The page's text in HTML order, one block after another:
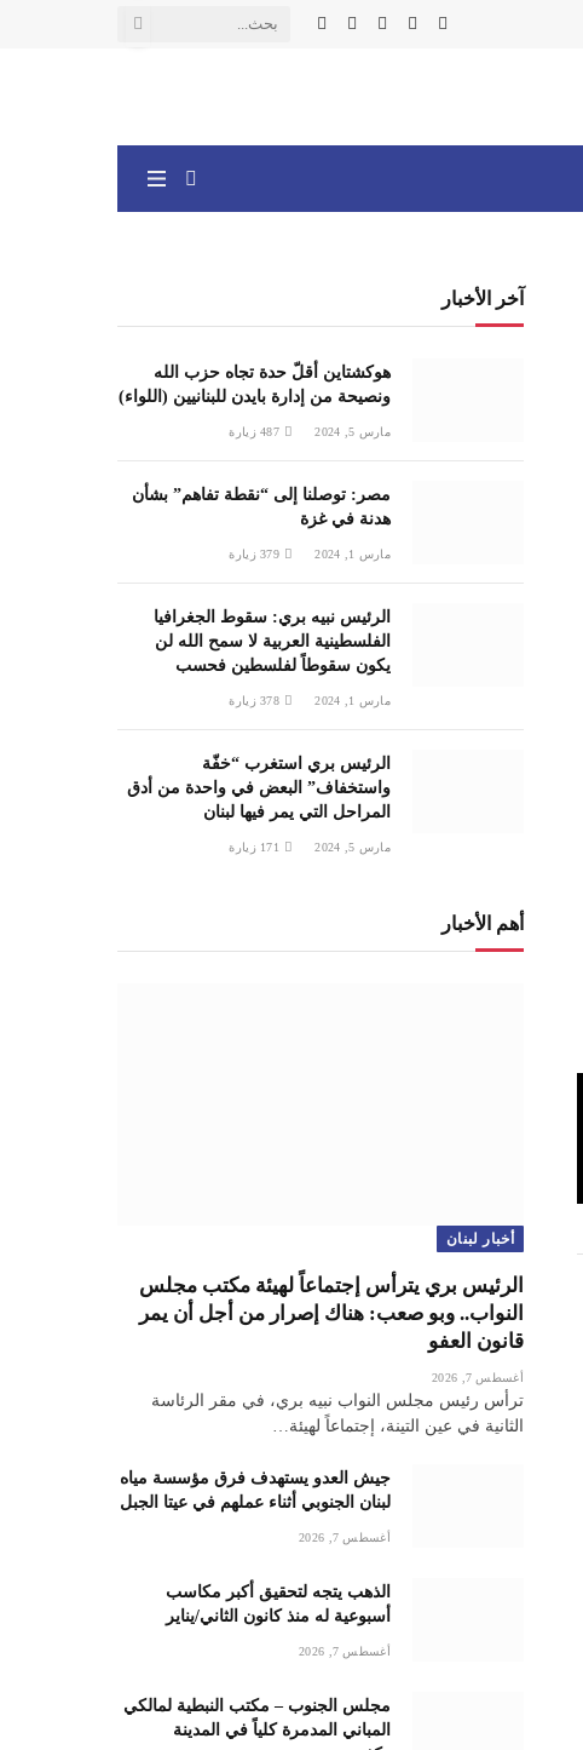
فيسبوك
X
الانستغرام
يوتيوبواتساب
آخر الأخبار
هوكشتاين أقلّ حدة تجاه حزب الله
ونصيحة من إدارة بايدن للبنانيين (اللواء)
مارس 5, 2024 487 زيارة
مصر: توصلنا إلى “نقطة تفاهم” بشأن
هدنة في غزة
مارس 1, 2024 379 زيارة
الرئيس نبيه بري: سقوط الجغرافيا
الفلسطينية العربية لا سمح الله لن
يكون سقوطاً لفلسطين فحسب
مارس 1, 2024 378 زيارة
الرئيس بري استغرب “خفّة
واستخفاف” البعض في واحدة من أدق
المراحل التي يمر فيها لبنان
مارس 5, 2024 171 زيارة
أهم الأخبار
أخبار لبنان
الرئيس بري يترأس إجتماعاً لهيئة مكتب مجلس
النواب.. وبو صعب: هناك إصرار من أجل أن يمر
قانون العفو
أغسطس 7, 2026
ترأس رئيس مجلس النواب نبيه بري، في مقر الرئاسة
الثانية في عين التينة، إجتماعاً لهيئة…
جيش العدو يستهدف فرق مؤسسة مياه
لبنان الجنوبي أثناء عملهم في عيتا الجبل
أغسطس 7, 2026
الذهب يتجه لتحقيق أكبر مكاسب
أسبوعية له منذ كانون الثاني/يناير
أغسطس 7, 2026
مجلس الجنوب – مكتب النبطية لمالكي
المباني المدمرة كلياً في المدينة